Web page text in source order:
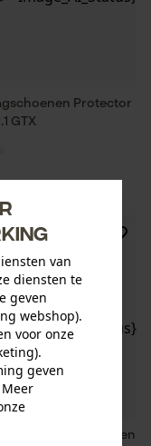
Protector
GTX
{PR-
Image_AI_Status}
van
diensten te
geven
webshop).
voor onze
geven